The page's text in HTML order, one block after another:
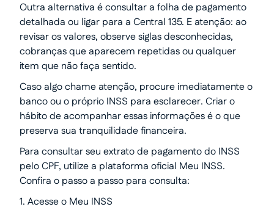
Outra alternativa é consultar a folha de pagamento
detalhada ou ligar para a Central 135. E atenção: ao
revisar os valores, observe siglas desconhecidas,
cobranças que aparecem repetidas ou qualquer
item que não faça sentido.
Caso algo chame atenção, procure imediatamente o
banco ou o próprio INSS para esclarecer. Criar o
hábito de acompanhar essas informações é o que
preserva sua tranquilidade financeira.
Para consultar seu extrato de pagamento do INSS
pelo CPF, utilize a plataforma oficial Meu INSS.
Confira o passo a passo para consulta:
1. Acesse o Meu INSS